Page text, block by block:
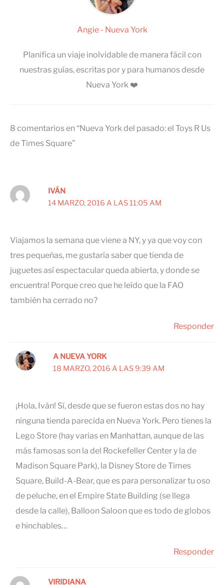
Angie - Nueva York
Planifica un viaje inolvidable de manera fácil con
nuestras guías, escritas por y para humanos desde
Nueva York ❤️
8 comentarios en “Nueva York del pasado: el Toys R Us
de Times Square”
IVÁN
14 MARZO, 2016 A LAS 11:05 AM
Viajamos la semana que viene a NY, y ya que voy con
tres pequeñas, me gustaría saber que tienda de
juguetes así espectacular queda abierta, y donde se
encuentra! Porque creo que he leído que la FAO
también ha cerrado no?
Responder
A NUEVA YORK
18 MARZO, 2016 A LAS 9:39 AM
¡Hola, Iván! Sí, desde que se fueron estas dos no hay
ninguna tienda parecida en Nueva York. Pero tienes la
Lego Store (hay varias en Manhattan, aunque de las
más famosas son la del Rockefeller Center y la de
Madison Square Park), la Disney Store de Times
Square, Build-A-Bear, que es para personalizar tu oso
de peluche, en el Empire State Building (se llega
desde la calle), Balloon Saloon que es todo de globos
e hinchables…
Responder
VIRIDIANA